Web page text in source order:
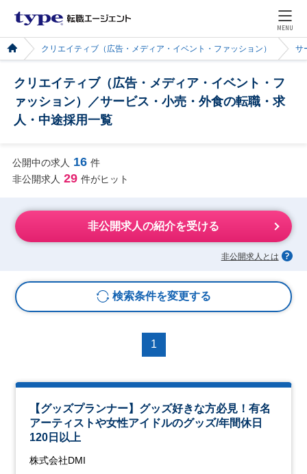
MENU
クリエイティブ（広告・メディア・イベント・ファッション） サ
クリエイティブ（広告・メディア・イベント・フ
ァッション）／サービス・小売・外食の転職・求
人・中途採用一覧
公開中の求人 16 件
非公開求人 29 件がヒット
非公開求人の紹介を受ける
非公開求人とは
検索条件を変更する
1
【グッズプランナー】グッズ好きな方必見！有名
アーティストや女性アイドルのグッズ/年間休日
120日以上
株式会社DMI